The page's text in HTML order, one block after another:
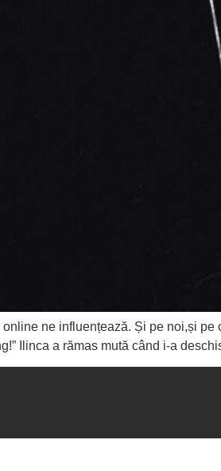
online ne influențează. Și pe noi,și
Ilinca a rămas mută când i-a